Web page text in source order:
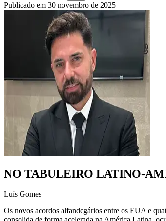
Publicado em 30 novembro de 2025
NO TABULEIRO LATINO-
Luís Gomes
Os novos acordos alfandegários entre os EUA e